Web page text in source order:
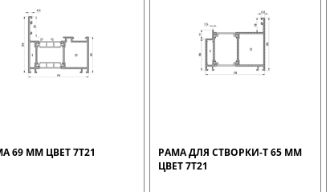
69 ММ ЦВЕТ 7T21
РАМА ДЛЯ СТВОРКИ-Т 65 ММ
ЦВЕТ 7T21